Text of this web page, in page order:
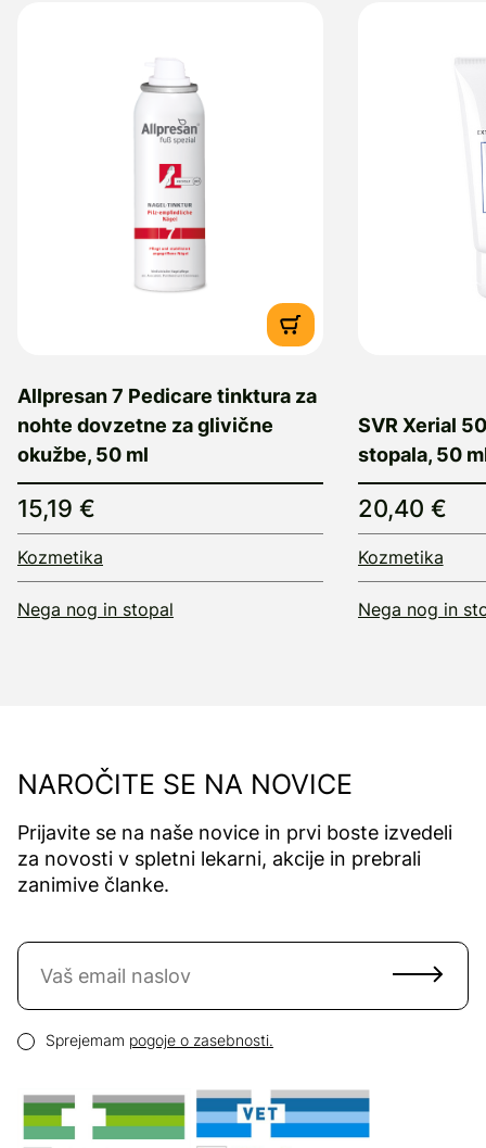
Allpresan 7 Pedicare tinktura za
nohte dovzetne za glivične
okužbe, 50 ml
15,19 €
Kozmetika
Nega nog in stopal
SVR Xerial
stopala, 50
20,40 €
Kozmetika
Nega nog in
NAROČITE SE NA NOVICE
Prijavite se na naše novice in prvi boste izvedeli
za novosti v spletni lekarni, akcije in prebrali
zanimive članke.
Naročite se na novice
Pogoji zasebnosti
Sprejemam pogoje o zasebnosti.